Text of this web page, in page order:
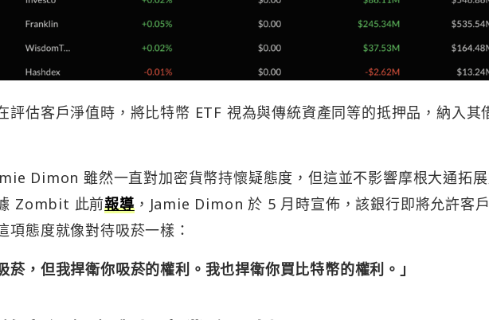
評估客戶淨值時，將比特幣 ETF 視為與傳統資產同等的抵押品，納入其
Dimon 雖然一直對加密貨幣持懷疑態度，但這並不影響摩根大通拓
Zombit 此前報導，Jamie Dimon 於 5 月時宣佈，該銀行即將允許客
項態度就像對待吸菸一樣：
菸，但我捍衛你吸菸的權利。我也捍衛你買比特幣的權利。」